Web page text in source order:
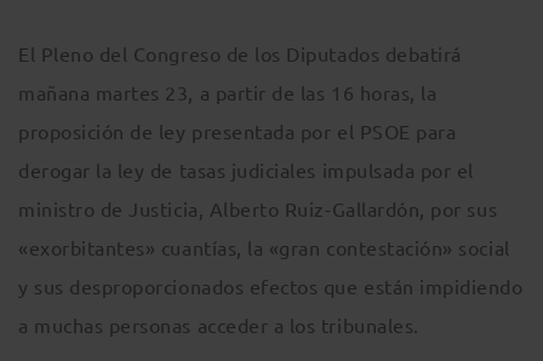
El Pleno del Congreso de los Diputados debatirá
mañana martes 23, a partir de las 16 horas, la
proposición de ley presentada por el PSOE para
derogar la ley de tasas judiciales impulsada por el
ministro de Justicia, Alberto Ruiz-Gallardón, por sus
«exorbitantes» cuantías, la «gran contestación» social
y sus desproporcionados efectos que están impidiendo
a muchas personas acceder a los tribunales.